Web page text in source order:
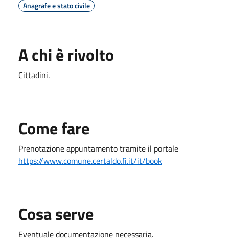
Anagrafe e stato civile
A chi è rivolto
Cittadini.
Come fare
Prenotazione appuntamento tramite il portale
https://www.comune.certaldo.fi.it/it/book
Cosa serve
Eventuale documentazione necessaria.